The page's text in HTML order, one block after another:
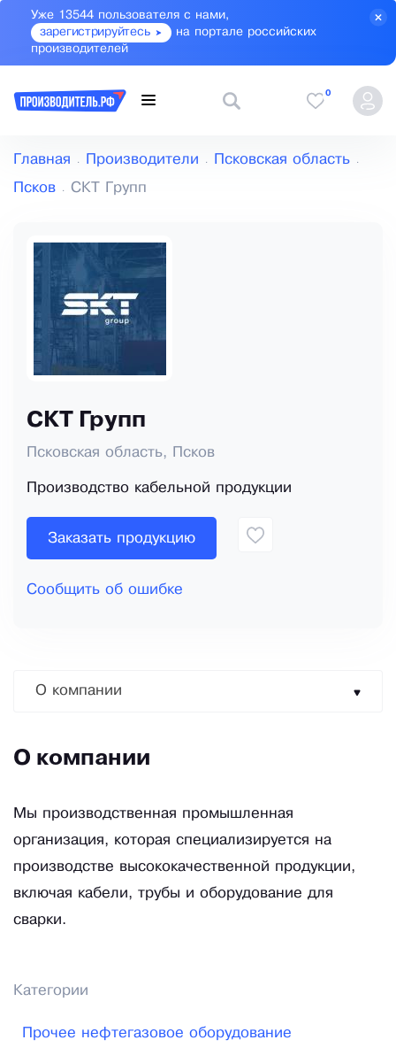
Уже 13544 пользователя с нами,
зарегистрируйтесь
на портале российских
производителей
0
Главная Производители Псковская область
Псков СКТ Групп
СКТ Групп
Псковская область, Псков
Производство кабельной продукции
Заказать продукцию
Сообщить об ошибке
О компании
О компании
Мы производственная промышленная
организация, которая специализируется на
производстве высококачественной продукции,
включая кабели, трубы и оборудование для
сварки.
Категории
Прочее нефтегазовое оборудование